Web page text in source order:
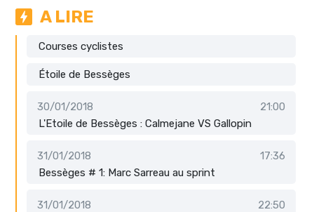
A LIRE
Courses cyclistes
Étoile de Bessèges
30/01/2018
21:00
L'Etoile de Bessèges : Calmejane VS Gallopin
31/01/2018
17:36
Bessèges # 1: Marc Sarreau au sprint
31/01/2018
22:50